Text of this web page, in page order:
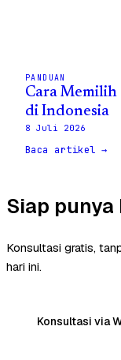
PANDUAN
Cara Memilih
di Indonesia
8 Juli 2026
Baca artikel →
Siap punya
Konsultasi gratis,
hari ini.
Konsultasi via